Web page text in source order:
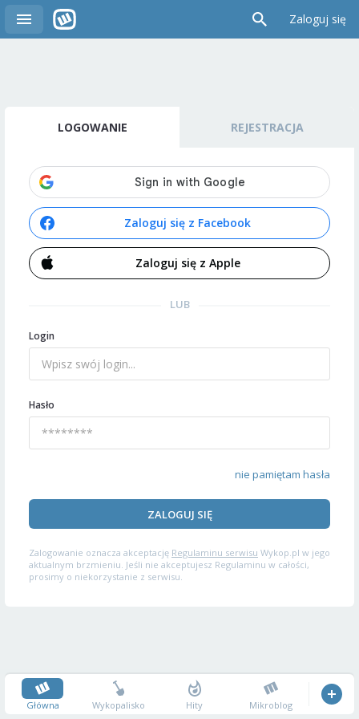
Zaloguj się
LOGOWANIE REJESTRACJA
Zaloguj się z Facebook
Zaloguj się z Apple
LUB
Login
Hasło
nie pamiętam hasła
ZALOGUJ SIĘ
Zalogowanie oznacza akceptację Regulaminu serwisu Wykop.pl w jego
aktualnym brzmieniu. Jeśli nie akceptujesz Regulaminu w całości,
prosimy o niekorzystanie z serwisu.
Główna Wykopalisko Hity Mikroblog